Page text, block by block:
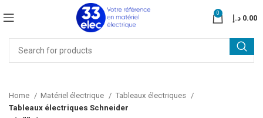
0
0.00 د.إ
Home Matériel électrique
Tableaux électriques
Tableaux électriques Schneider